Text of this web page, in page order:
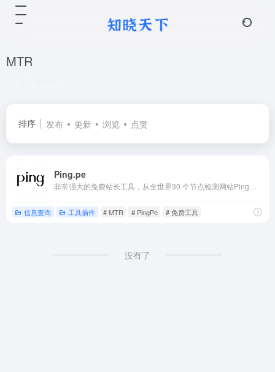
MTR
排序 发布 更新 浏览 点赞
Ping.pe
信息查询 工具插件 # MTR # PingPe # 免费工具
没有了